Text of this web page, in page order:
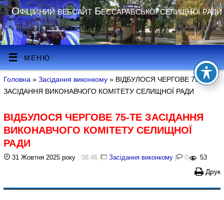
Офіційний вебсайт Бессарабської селищної ради
МЕНЮ
Головна »Засідання виконкому » ВІДБУЛОСЯ ЧЕРГОВЕ 75-ТЕ
ЗАСІДАННЯ ВИКОНАВЧОГО КОМІТЕТУ СЕЛИЩНОЇ РАДИ
ВІДБУЛОСЯ ЧЕРГОВЕ 75-ТЕ ЗАСІДАННЯ
ВИКОНАВЧОГО КОМІТЕТУ СЕЛИЩНОЇ
РАДИ
31 Жовтня 2025 року , 08:46 | Засідання виконкому | 0 | 53
Друк